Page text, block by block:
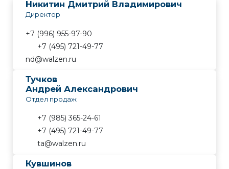
ПРОЧИЕ ОТРАСЛИ
КОНТАКТ
Никитин Дмитрий Владимирович
Директор
+7 (996) 955-97-90
+7 (495) 721-49-77
nd@walzen.ru
Тучков
Андрей Александрович
Отдел продаж
+7 (985) 365-24-61
+7 (495) 721-49-77
ta@walzen.ru
Кувшинов